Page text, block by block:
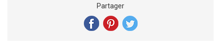
Partager